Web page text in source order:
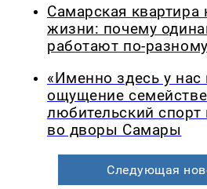
Самарская квартира
жизни: почему
работают по-
«Именно здесь у нас
ощущение
любительский спорт
во дворы Самары
Следующая